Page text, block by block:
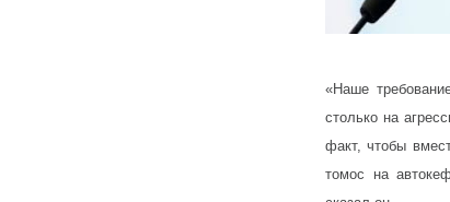
«Наше
столько на
факт, чтобы
томос на